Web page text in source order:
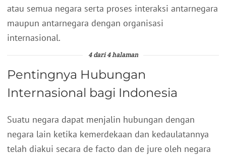
atau semua negara serta proses interaksi antarnegara
maupun antarnegara dengan organisasi
internasional.
4 dari 4 halaman
Pentingnya Hubungan
Internasional bagi Indonesia
Suatu negara dapat menjalin hubungan dengan
negara lain ketika kemerdekaan dan kedaulatannya
telah diakui secara de facto dan de jure oleh negara